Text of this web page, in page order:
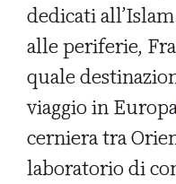
dedicati
alle periferie,
quale
viaggio in
cerniera tra
laboratorio di